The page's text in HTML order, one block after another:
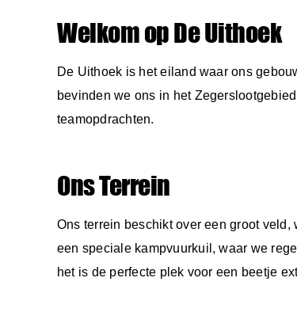
Welkom op De Uithoek
De Uithoek is het eiland waar ons
bevinden we ons in het
teamopdrachten.
Ons Terrein
Ons terrein beschikt over een groot
een speciale kampvuurkuil, waar we
het is de perfecte plek voor een beetje